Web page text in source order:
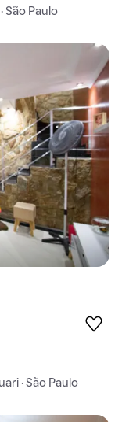
São Paulo
· São Paulo